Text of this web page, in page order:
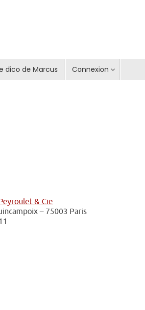
dico de Marcus Connexion
& Cie
– 75003 Paris